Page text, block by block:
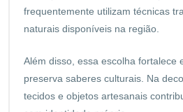
frequentemente utilizam técnicas
naturais disponíveis na região.
Além disso, essa escolha fortalece
preserva saberes culturais. Na
tecidos e objetos artesanais